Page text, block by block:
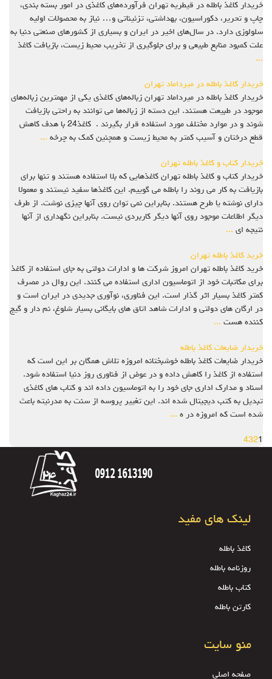
خریدار کاغذ باطله در قیطریه تهران فرآورده‌های کاغذی در امور بسته بندی،
چاپ و تحریر، دکوراسیون، بهداشتی، تزئیناتی و… نیاز به محصولات اولیه
سلولوزی دارد. در سال‌های اخیر در ایران و بسیاری از کشورهای صنعتی دنیا به
علت کمبود منابع طبیعی و برای جلوگیری از تخریب محیط زیست، بازیافت کاغذ
...
خریدار کاغذ باطله در میرداماد تهران
خریدار کاغذ باطله در میرداماد تهران زباله‌های کاغذی یکی از مهمترین زباله‌های
موجود در طبیعت هستند. این دسته از زباله‌ها می ‌توانند به راحتی بازیافت
شوند و در موارد مختلف مورد استفاده قرار بگیرند . کاغذ24 با هدف کاهش
قطع درختان و آسیب کمتر به محیط زیست و همچنین کمک به چرخه ...
خریدار کتاب و کاغذ باطله تهران
خریدار کتاب و کاغذ باطله تهران کاغذهایی که بلا استفاده هستند و تنها برای
بازیافت به کار می روند را باطله می گوییم. این کاغذها سفید نیستند و معمولا
دارای نوشته یا طرح هستند. بنابراین نمی توان روی آنها چیزی نوشت. از طرف
دیگر اطلاعات موجود روی آنها دیگر کاربردی نیست. بنابراین نگهداری از آنها
نتیجه ای ...
خرید کاغذ باطله تهران
خرید کاغذ باطله تهران امروز شرکت ها و ادارات دولتی به جای استفاده از کاغذ
برای مکاتبات خود از اتوماسیون اداری استفاده می کنند. این روال در مصرف
کمتر کاغذ بسیار اثر گذار است. این فناوری، نوآوری جدیدی در ایران است و
در ارگان های دولتی و ادارات شاهد اتاق های بایگانی بسیار شلوغ، نم دار و گیج
کننده هست ...
خریدار ضایعات کاغذ باطله
خریدار ضایعات کاغذ باطله خوشبختانه امروزه تلاش همگان بر این است که
استفاده از کاغذ را کاهش داده و در عوض از فناوری روز دنیا استفاده شود.
اسناد و مدارک اداری جای خود را به اتوماسیون داده اند و کتاب های کاغذی
تبدیل به کتب دیجیتال شده اند. این تغییر پروسه از سنت به مدرنیته باعث
شده است که امروزه در ه ...
1
2
3
4
لینک های مفید
کاغذ باطله
روزنامه باطله
کتاب باطله
کارتن باطله
منو سایت
صفحه اصلی